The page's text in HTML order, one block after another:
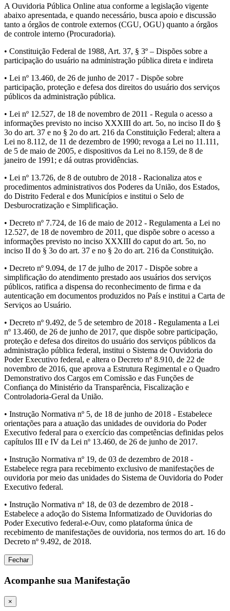
A Ouvidoria Pública Online atua conforme a legislação vigente
abaixo apresentada, e quando necessário, busca apoio e discussão
tanto a órgãos de controle externos (CGU, OGU) quanto a órgãos
de controle interno (Procuradoria).
• Constituição Federal de 1988, Art. 37, § 3º – Dispões sobre a
participação do usuário na administração pública direta e indireta
• Lei nº 13.460, de 26 de junho de 2017 - Dispõe sobre
participação, proteção e defesa dos direitos do usuário dos serviços
públicos da administração pública.
• Lei nº 12.527, de 18 de novembro de 2011 - Regula o acesso a
informações previsto no inciso XXXIII do art. 5o, no inciso II do §
3o do art. 37 e no § 2o do art. 216 da Constituição Federal; altera a
Lei no 8.112, de 11 de dezembro de 1990; revoga a Lei no 11.111,
de 5 de maio de 2005, e dispositivos da Lei no 8.159, de 8 de
janeiro de 1991; e dá outras providências.
• Lei nº 13.726, de 8 de outubro de 2018 - Racionaliza atos e
procedimentos administrativos dos Poderes da União, dos Estados,
do Distrito Federal e dos Municípios e institui o Selo de
Desburocratização e Simplificação.
• Decreto nº 7.724, de 16 de maio de 2012 - Regulamenta a Lei no
12.527, de 18 de novembro de 2011, que dispõe sobre o acesso a
informações previsto no inciso XXXIII do caput do art. 5o, no
inciso II do § 3o do art. 37 e no § 2o do art. 216 da Constituição.
• Decreto nº 9.094, de 17 de julho de 2017 - Dispõe sobre a
simplificação do atendimento prestado aos usuários dos serviços
públicos, ratifica a dispensa do reconhecimento de firma e da
autenticação em documentos produzidos no País e institui a Carta de
Serviços ao Usuário.
• Decreto nº 9.492, de 5 de setembro de 2018 - Regulamenta a Lei
nº 13.460, de 26 de junho de 2017, que dispõe sobre participação,
proteção e defesa dos direitos do usuário dos serviços públicos da
administração pública federal, institui o Sistema de Ouvidoria do
Poder Executivo federal, e altera o Decreto nº 8.910, de 22 de
novembro de 2016, que aprova a Estrutura Regimental e o Quadro
Demonstrativo dos Cargos em Comissão e das Funções de
Confiança do Ministério da Transparência, Fiscalização e
Controladoria-Geral da União.
• Instrução Normativa nº 5, de 18 de junho de 2018 - Estabelece
orientações para a atuação das unidades de ouvidoria do Poder
Executivo federal para o exercício das competências definidas pelos
capítulos III e IV da Lei nº 13.460, de 26 de junho de 2017.
• Instrução Normativa nº 19, de 03 de dezembro de 2018 -
Estabelece regra para recebimento exclusivo de manifestações de
ouvidoria por meio das unidades do Sistema de Ouvidoria do Poder
Executivo federal.
• Instrução Normativa nº 18, de 03 de dezembro de 2018 -
Estabelece a adoção do Sistema Informatizado de Ouvidorias do
Poder Executivo federal-e-Ouv, como plataforma única de
recebimento de manifestações de ouvidoria, nos termos do art. 16 do
Decreto nº 9.492, de 2018.
Fechar
Acompanhe sua Manifestação
×